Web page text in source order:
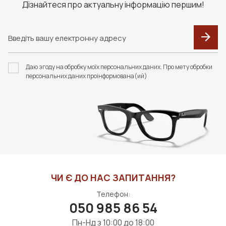
F092 В КОЛЬОРАХ.
ФУТЛЯР З СЕРВЕТКОЮ
FASHION STYLE
НАБІР ОДНАРАЗОВИХ
АНТИФОГ" (20 ШТУК)
ДО КОШИКА
Дізнайтеся про актуальну інформацію першим!
Даю згоду на обробку моїх персональних даних. Про мету обробки
персональних даних проінформована(ий)
ЧИ Є ДО НАС ЗАПИТАННЯ?
Телефон:
050 985 86 54
Пн-Нд з 10:00 до 18:00